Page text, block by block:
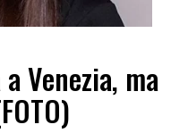
Venezia, ma